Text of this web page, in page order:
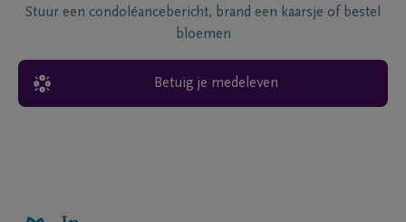
Stuur een condoléancebericht, brand een kaarsje of bestel
bloemen
Betuig je medeleven